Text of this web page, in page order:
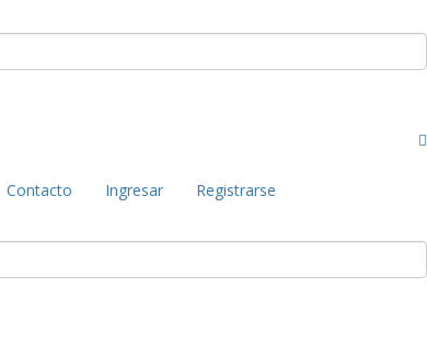
Contacto Ingresar Registrarse